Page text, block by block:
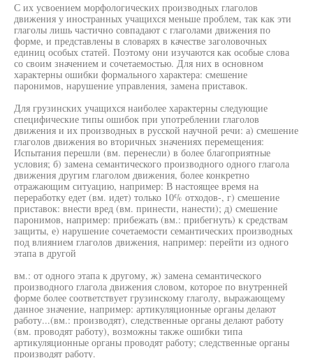
С их усвоением морфологических производных глаголов
движения у иностранных учащихся меньше проблем, так как эти
глаголы лишь частично совпадают с глаголами движения по
форме, и представлены в словарях в качестве заголовочных
единиц особых статей. Поэтому они изучаются как особые слова
со своим значением и сочетаемостью. Для них в основном
характерны ошибки формального характера: смешение
паронимов, нарушение управления, замена приставок.
Для грузинских учащихся наиболее характерны следующие
специфические типы ошибок при употреблении глаголов
движения и их производных в русской научной речи: а) смешение
глаголов движения во вторичных значениях перемещения:
Испытания перешли (вм. перенесли) в более благоприятные
условия; б) замена семантического производного одного глагола
движения другим глаголом движения, более конкретно
отражающим ситуацию, например: В настоящее время на
переработку едет (вм. идет) только 10% отходов-, г) смешение
приставок: внести вред (вм. принести, нанести); д) смешение
паронимов, например: прибежать (вм.: прибегнуть) к средствам
защиты, е) нарушение сочетаемости семантических производных
под влиянием глаголов движения, например: перейти из одного
этапа в другой
вм.: от одного этапа к другому, ж) замена семантического
производного глагола движения словом, которое по внутренней
форме более соответствует грузинскому глаголу, выражающему
данное значение, например: артикуляционные органы делают
работу...(вм.: производят), следственные органы делают работу
(вм. проводят работу), возможны также ошибки типа
артикуляционные органы проводят работу; следственные органы
производят работу.